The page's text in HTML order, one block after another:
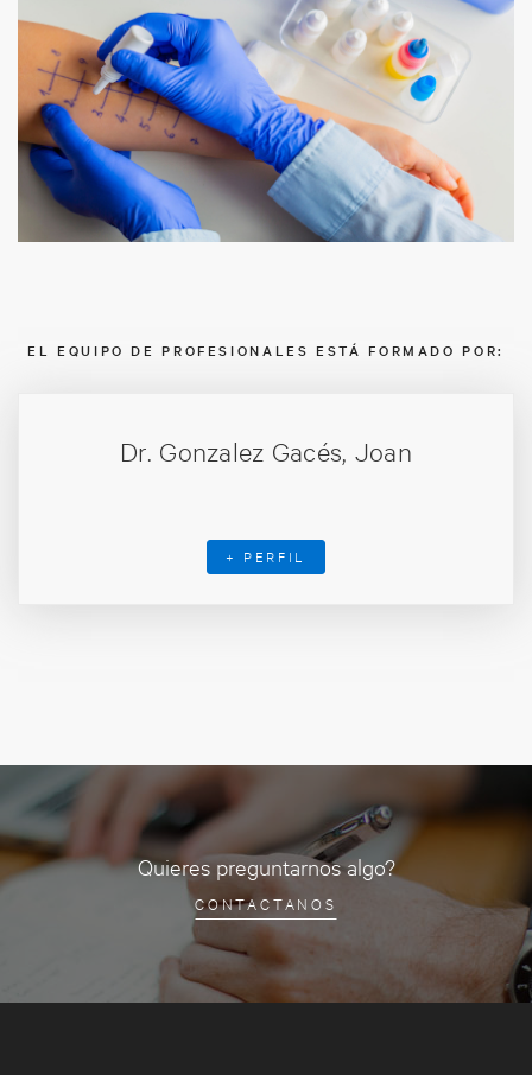
EL EQUIPO DE PROFESIONALES ESTÁ FORMADO POR:
Dr. Gonzalez Gacés, Joan
+ PERFIL
Quieres preguntarnos algo?
CONTACTANOS